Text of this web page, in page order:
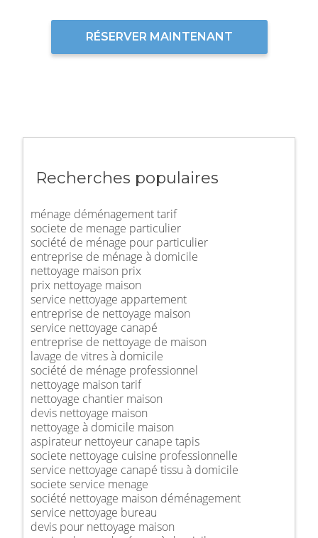
RÉSERVER MAINTENANT
Recherches populaires
ménage déménagement tarif
societe de menage particulier
société de ménage pour particulier
entreprise de ménage à domicile
nettoyage maison prix
prix nettoyage maison
service nettoyage appartement
entreprise de nettoyage maison
service nettoyage canapé
entreprise de nettoyage de maison
lavage de vitres à domicile
société de ménage professionnel
nettoyage maison tarif
nettoyage chantier maison
devis nettoyage maison
nettoyage à domicile maison
aspirateur nettoyeur canape tapis
societe nettoyage cuisine professionnelle
service nettoyage canapé tissu à domicile
societe service menage
société nettoyage maison déménagement
service nettoyage bureau
devis pour nettoyage maison